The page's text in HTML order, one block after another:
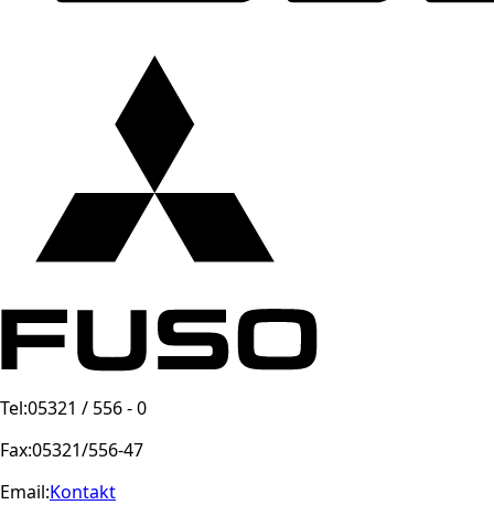
Tel:05321 / 556 - 0
Fax:05321/556-47
Email:Kontakt